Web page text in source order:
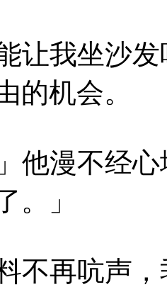
我坐沙发
的机会。
他漫不经心
。」
不再吭声，